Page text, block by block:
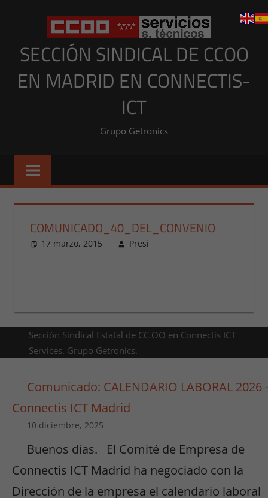
SECCIÓN SINDICAL DE CCOO
EN MADRID EN CONNECTIS-
ICT
Grupo Getronics
COMUNICADO_40_DEL_CONVENIO
17 marzo, 2015 Presi
Sección Sindical Estatal de CC.OO en Connectis ICT
Services. Grupo Getronics.
Comunicado: CALENDARIO LABORAL 2026
Connectis ICT Madrid
10 diciembre, 2025
Buenos días. El Comité de Empresa de
Connectis ICT Madrid ha negociado con la
Dirección de la empresa el calendario laboral